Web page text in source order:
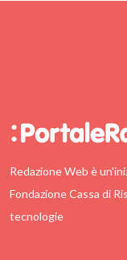
Redazione Web è
Fondazione Cassa di
tecnologie